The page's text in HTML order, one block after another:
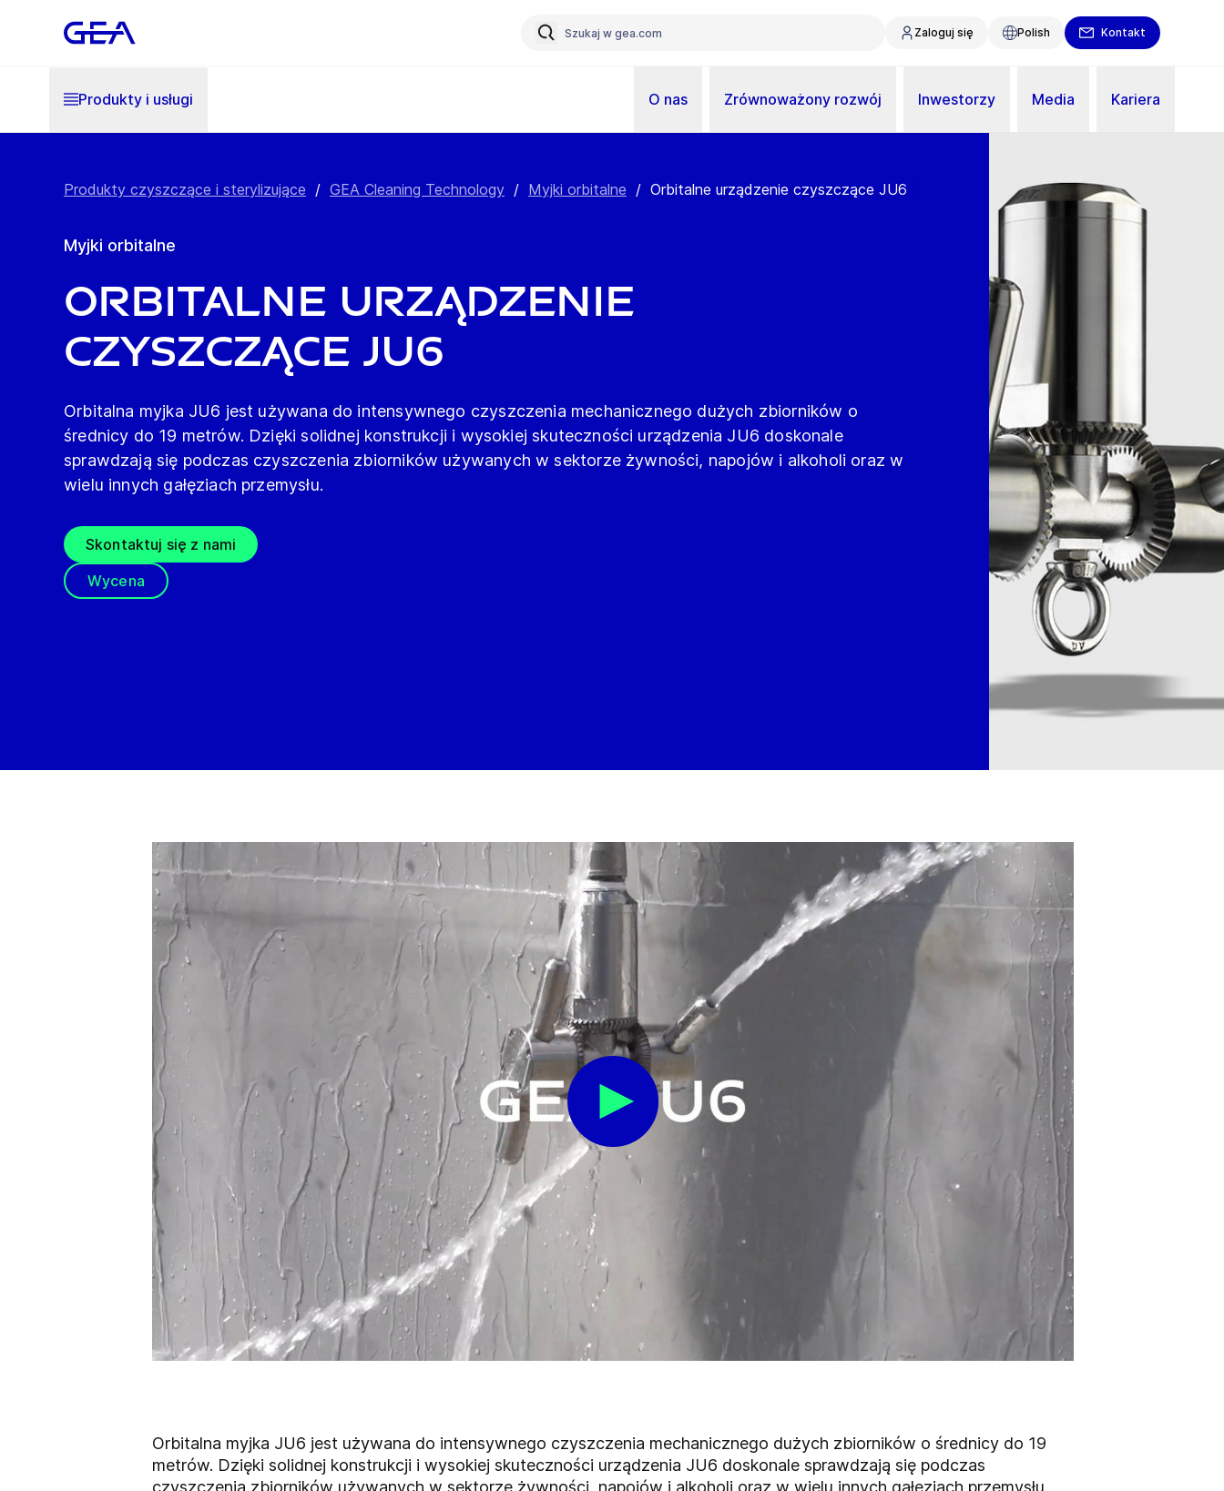
Zaloguj się Polish Kontakt
Produkty i usługi O nas Zrównoważony rozwój Inwestorzy Media Kariera
Produkty czyszczące i sterylizujące / GEA Cleaning Technology / Myjki orbitalne / Orbitalne urządzenie czyszczące JU6
Myjki orbitalne
Orbitalne urządzenie
czyszczące JU6
Orbitalna myjka JU6 jest używana do intensywnego czyszczenia mechanicznego dużych zbiorników o
średnicy do 19 metrów. Dzięki solidnej konstrukcji i wysokiej skuteczności urządzenia JU6 doskonale
sprawdzają się podczas czyszczenia zbiorników używanych w sektorze żywności, napojów i alkoholi oraz w
wielu innych gałęziach przemysłu.
Skontaktuj się z nami
Wycena
Orbitalna myjka JU6 jest używana do intensywnego czyszczenia mechanicznego dużych zbiorników o średnicy do 19
metrów. Dzięki solidnej konstrukcji i wysokiej skuteczności urządzenia JU6 doskonale sprawdzają się podczas
czyszczenia zbiorników używanych w sektorze żywności, napojów i alkoholi oraz w wielu innych gałęziach przemysłu.